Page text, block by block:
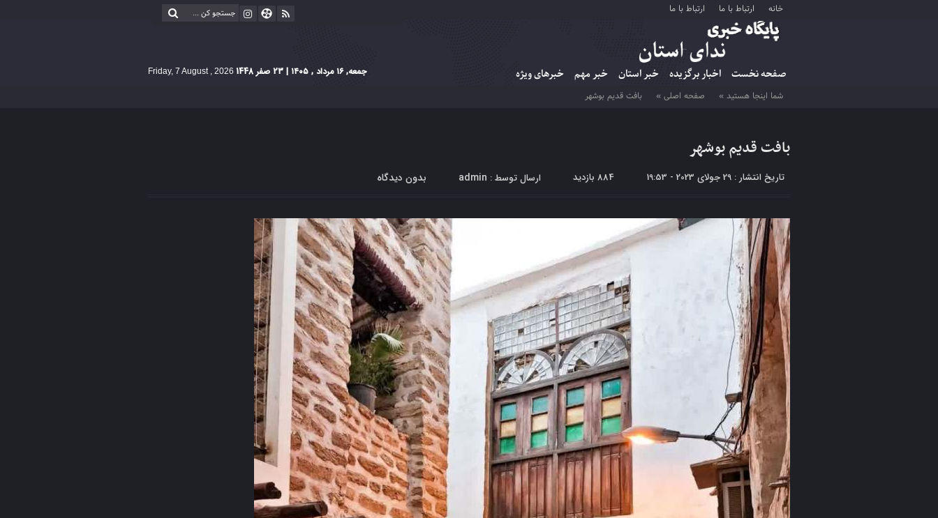
خانه ارتباط با ما ارتباط با ما
صفحه نخست اخبار برگزیده خبر استان خبر مهم خبرهای ویژه جمعه, ۱۶ مرداد , ۱۴۰۵ | 23 صفر 1448 Friday, 7 August , 2026
شما اینجا هستید » صفحه اصلی » بافت قدیم بوشهر
بافت قدیم بوشهر
تاریخ انتشار : 29 جولای 2023 - 19:53 884 بازدید ارسال توسط : admin بدون دیدگاه